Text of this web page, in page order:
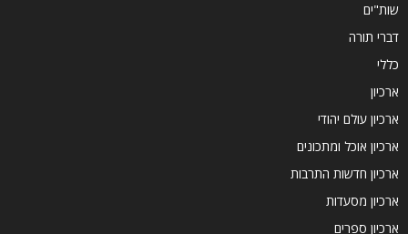
שות"ים
דברי תורה
כללי
ארכיון
ארכיון עולם יהודי
ארכיון אוכל ומתכונים
ארכיון חדשות התרבות
ארכיון מסעדות
ארכיון ספרים